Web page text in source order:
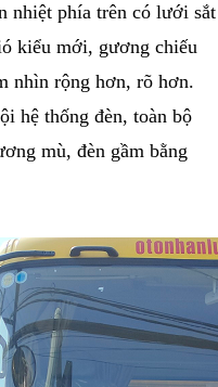
nhiệt phía trên có lưới sắt
kiểu mới, gương chiếu
nhìn rộng hơn, rõ hơn.
hệ thống đèn, toàn bộ
mù, đèn gầm bằng